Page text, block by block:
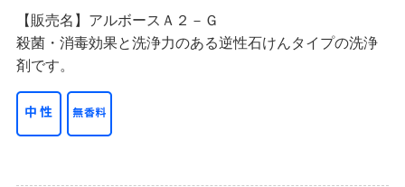
【販売名】アルボースＡ２－Ｇ
殺菌・消毒効果と洗浄力のある逆性石けんタイプの洗浄
剤です。